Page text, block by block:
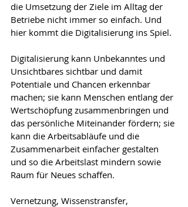
die Umsetzung der Ziele im Alltag der
Betriebe nicht immer so einfach. Und
hier kommt die Digitalisierung ins Spiel.
Digitalisierung kann Unbekanntes und
Unsichtbares sichtbar und damit
Potentiale und Chancen erkennbar
machen; sie kann Menschen entlang der
Wertschöpfung zusammenbringen und
das persönliche Miteinander fördern; sie
kann die Arbeitsabläufe und die
Zusammenarbeit einfacher gestalten
und so die Arbeitslast mindern sowie
Raum für Neues schaffen.
Vernetzung, Wissenstransfer,